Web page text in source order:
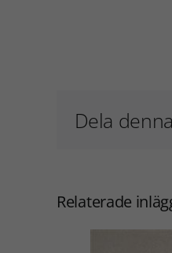
Dela
Relaterade